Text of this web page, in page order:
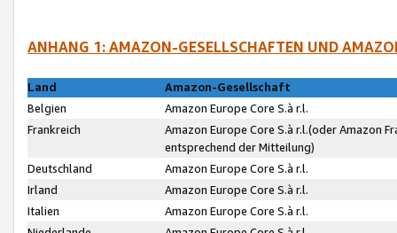
ANHANG 1: AMAZON-GESELLSCHAFTEN UND
Land
Amazon-Gesellschaft
Belgien
Amazon Europe Core S.à r.l.
Frankreich
Amazon Europe Core S.à r.l.(oder Amazon
entsprechend der Mitteilung)
Deutschland
Amazon Europe Core S.à r.l.
Irland
Amazon Europe Core S.à r.l.
Italien
Amazon Europe Core S.à r.l.